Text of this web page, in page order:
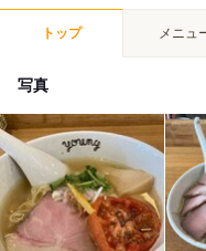
トップ メニュ
写真